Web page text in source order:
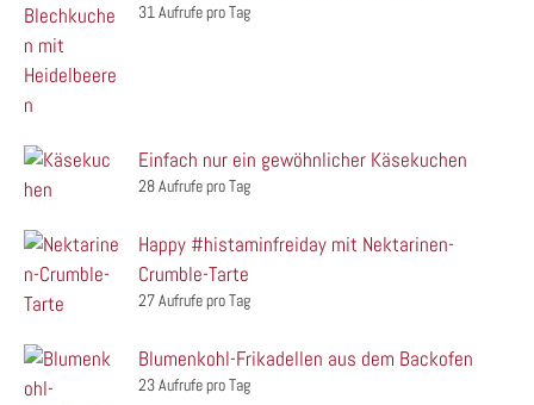
31 Aufrufe pro Tag
Einfach nur ein gewöhnlicher Käsekuchen
28 Aufrufe pro Tag
Happy #histaminfreiday mit Nektarinen-
Crumble-Tarte
27 Aufrufe pro Tag
Blumenkohl-Frikadellen aus dem Backofen
23 Aufrufe pro Tag